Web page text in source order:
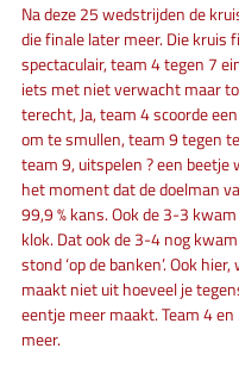
Na deze 25 wedstrijden de
die finale later meer. Die
spectaculair, team 4 tegen 7
iets met niet verwacht maar
terecht, Ja, team 4 scoorde
om te smullen, team 9 tegen
team 9, uitspelen ? een
het moment dat de doelman
99,9 % kans. Ook de 3-3
klok. Dat ook de 3-4 nog
stond ‘op de banken’. Ook
maakt niet uit hoeveel je
eentje meer maakt. Team 4
meer.